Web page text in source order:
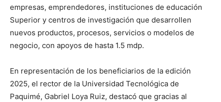
empresas, emprendedores, instituciones de educación
Superior y centros de investigación que desarrollen
nuevos productos, procesos, servicios o modelos de
negocio, con apoyos de hasta 1.5 mdp.
En representación de los beneficiarios de la edición
2025, el rector de la Universidad Tecnológica de
Paquimé, Gabriel Loya Ruiz, destacó que gracias al